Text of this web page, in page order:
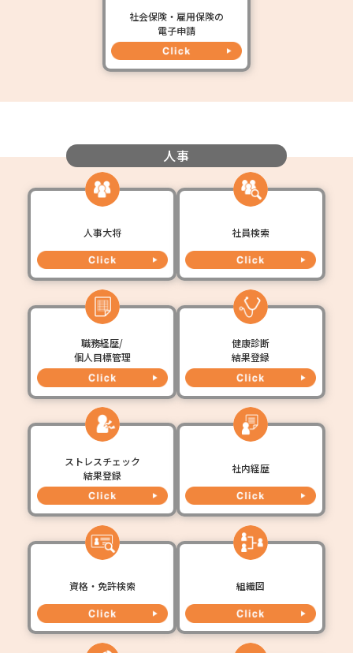
社会保険・雇用保険の
電子申請
人事
人事大将 社員検索
職務経歴/
個人目標管理
健康診断
結果登録
ストレスチェック
結果登録
社内経歴
資格・免許検索 組織図